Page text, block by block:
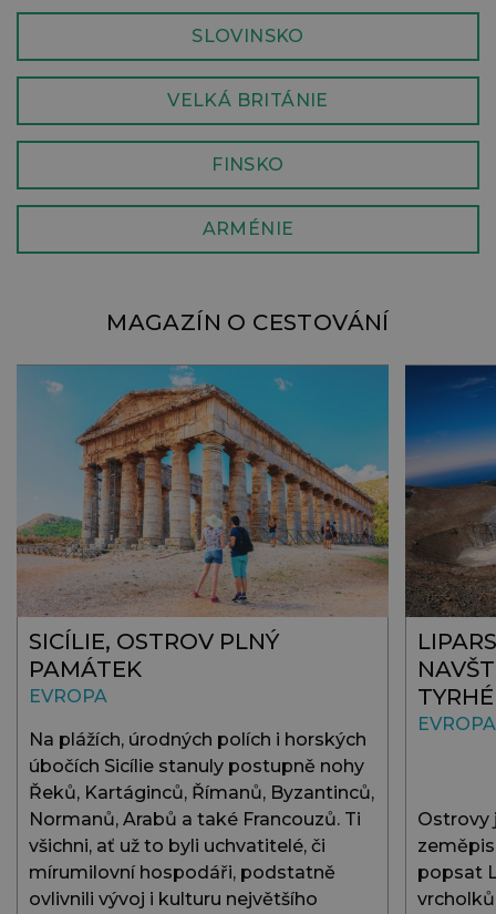
SLOVINSKO
VELKÁ BRITÁNIE
FINSKO
ARMÉNIE
MAGAZÍN O CESTOVÁNÍ
SICÍLIE, OSTROV PLNÝ
PAMÁTEK
EVROPA
Na plážích, úrodných polích i horských
úbočích Sicílie stanuly postupně nohy
Řeků, Kartáginců, Římanů, Byzantinců,
Normanů, Arabů a také Francouzů. Ti
všichni, ať už to byli uchvatitelé, či
mírumilovní hospodáři, podstatně
ovlivnili vývoj i kulturu největšího
EVROPA
Ostrovy
popsat